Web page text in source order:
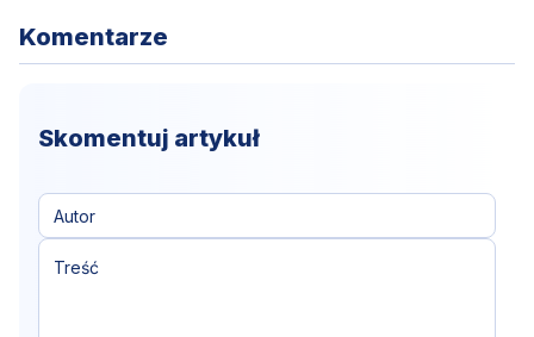
Komentarze
Skomentuj artykuł